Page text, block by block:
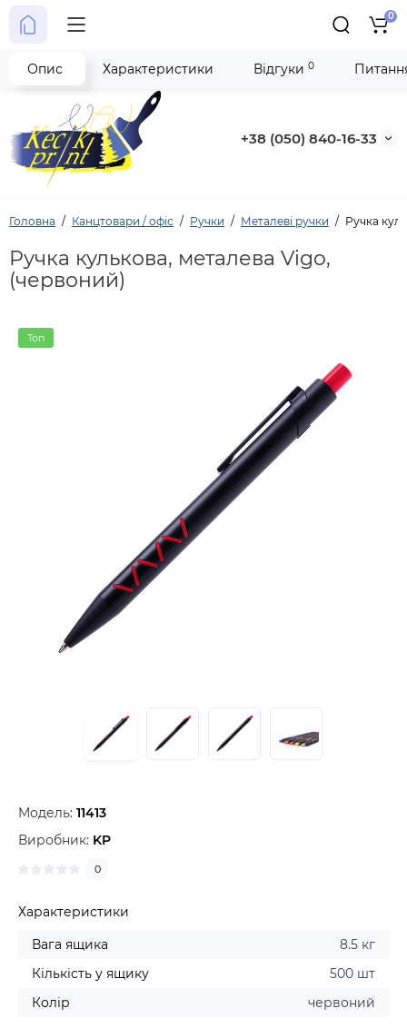
+38 (050) 840-16-33
0
Головна Канцтовари / офіс Ручки Металеві ручки Ручка
Ручка кулькова, металева Vigo,
(червоний)
Топ
Модель: 11413
Виробник: KP
0
Характеристики
Вага ящика
8.5 кг
Кількість у ящику
500 шт
Колір
червоний
Опис Характеристики Відгуки 0